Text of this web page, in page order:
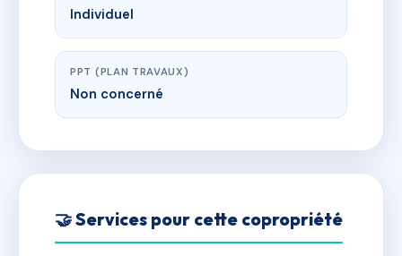
Individuel
PPT (PLAN TRAVAUX)
Non concerné
🤝 Services pour cette copropriété